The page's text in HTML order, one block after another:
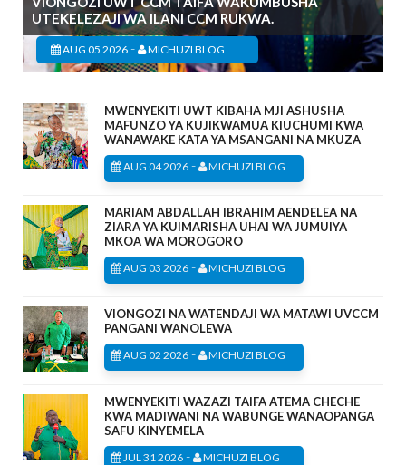
UTEKELEZAJI WA ILANI CCM RUKWA.
AUG 05 2026 - MICHUZI BLOG
MWENYEKITI UWT KIBAHA MJI ASHUSHA
MAFUNZO YA KUJIKWAMUA KIUCHUMI KWA
WANAWAKE KATA YA MSANGANI NA MKUZA
AUG 04 2026 - MICHUZI BLOG
MARIAM ABDALLAH IBRAHIM AENDELEA NA
ZIARA YA KUIMARISHA UHAI WA JUMUIYA
MKOA WA MOROGORO
AUG 03 2026 - MICHUZI BLOG
VIONGOZI NA WATENDAJI WA MATAWI UVCCM
PANGANI WANOLEWA
AUG 02 2026 - MICHUZI BLOG
MWENYEKITI WAZAZI TAIFA ATEMA CHECHE
KWA MADIWANI NA WABUNGE WANAOPANGA
SAFU KINYEMELA
JUL 31 2026 - MICHUZI BLOG